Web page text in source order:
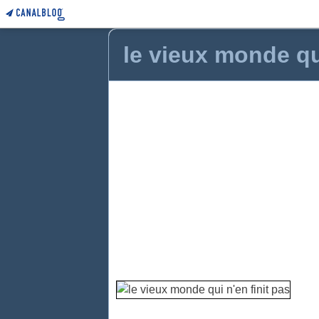
le vieux monde